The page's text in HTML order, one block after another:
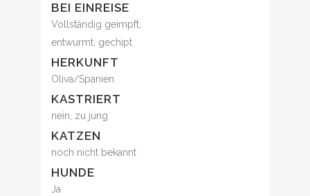
BEI EINREISE
Vollständig geimpft,
entwurmt, gechipt
HERKUNFT
Oliva/Spanien
KASTRIERT
nein, zu jung
KATZEN
noch nicht bekannt
HUNDE
Ja